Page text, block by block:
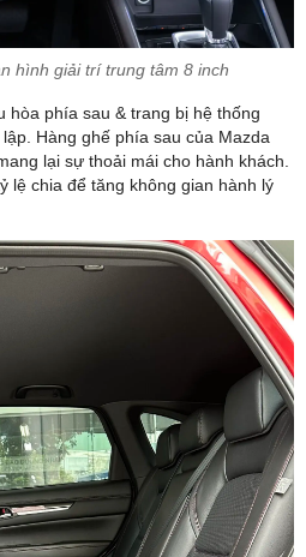
hình giải trí trung tâm 8 inch
hòa phía sau & trang bị hệ thống
Hàng ghế phía sau của Mazda
lại sự thoải mái cho hành khách.
lệ chia để tăng không gian hành lý